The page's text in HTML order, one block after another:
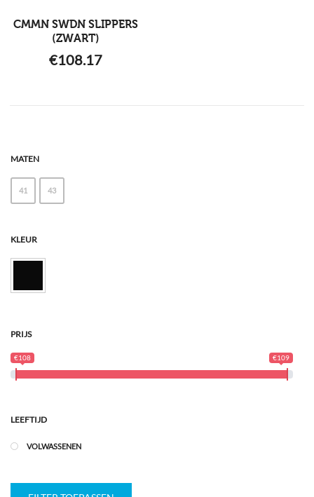
CMMN SWDN SLIPPERS
(ZWART)
€108.17
MATEN
41 43
KLEUR
PRIJS
€108 €109
LEEFTIJD
VOLWASSENEN